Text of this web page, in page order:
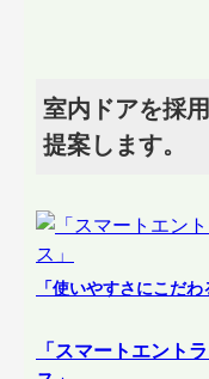
室内ドアを採
提案します。
「使いやすさにこだわ
「スマートエント